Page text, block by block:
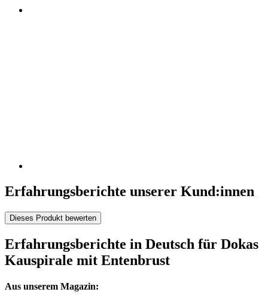
Erfahrungsberichte unserer Kund:innen
Dieses Produkt bewerten
Erfahrungsberichte in Deutsch für Dokas
Kauspirale mit Entenbrust
Aus unserem Magazin: